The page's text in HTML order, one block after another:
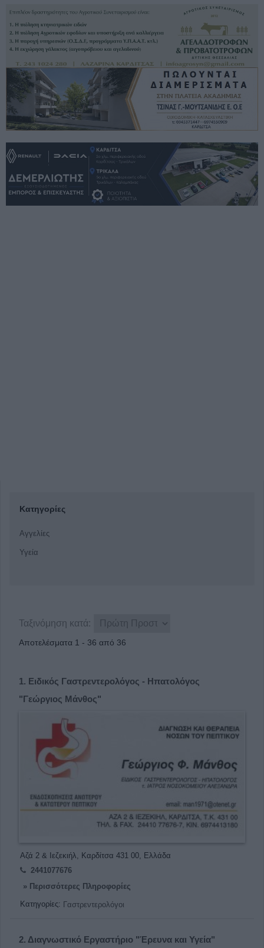
Κατηγορίες
Αγγελίες
Υγεία
Ταξινόμηση κατά:
Αποτελέσματα 1 - 36 από 36
1. Ειδικός Γαστρεντερολόγος - Ηπατολόγος
"Γεώργιος Μάνθος"
Αζά 2 & Ιεζεκιήλ, Καρδίτσα 431 00, Ελλάδα
2441077676
» Περισσότερες Πληροφορίες
Κατηγορίες: Γαστρεντερολόγοι
2. Διαγνωστικό Εργαστήριο "Έρευνα και Υγεία"